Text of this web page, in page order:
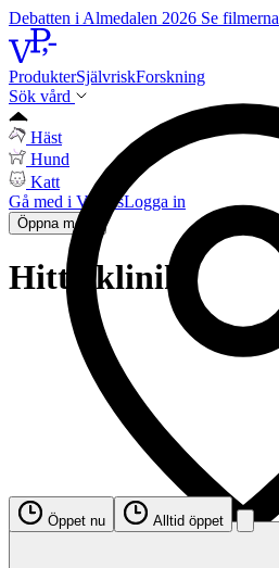
Debatten i Almedalen 2026 Se filmerna
ProdukterSjälvriskForskning
Sök vård
Häst
Hund
Katt
Gå med i VetprisLogga in
Öppna meny
Hitta klinik
Öppet nu Alltid öppet